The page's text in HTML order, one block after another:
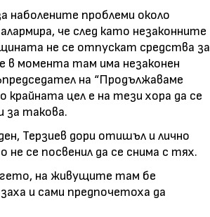
наболените проблеми около
че след като незаконните
не се отпускат средства за
в момента там има незаконен
на “Продължаваме
цел е на тези хора да се
за такова.
Терзиев дори отишъл и лично
се посвенил да се снима с тях.
гето, на живущите там бе
и сами предпочетоха да